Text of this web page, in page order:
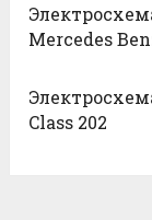
Mercedes
Class 202